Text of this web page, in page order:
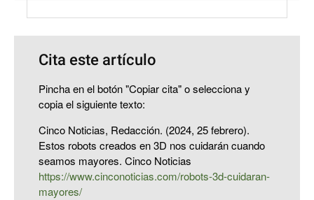
Cita este artículo
Pincha en el botón "Copiar cita" o selecciona y
copia el siguiente texto:
Cinco Noticias, Redacción. (2024, 25 febrero).
Estos robots creados en 3D nos cuidarán cuando
seamos mayores. Cinco Noticias
https://www.cinconoticias.com/robots-3d-cuidaran-
mayores/